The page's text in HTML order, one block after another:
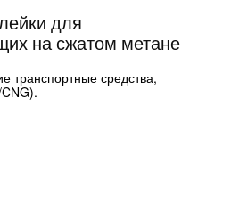
для
на сжатом метане
транспортные средства,